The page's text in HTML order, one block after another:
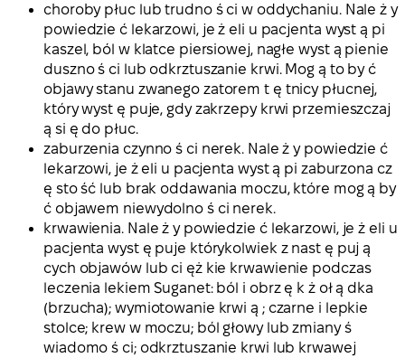
choroby płuc lub trudno ś ci w oddychaniu. Nale ż y
powiedzie ć lekarzowi, je ż eli u pacjenta wyst ą pi
kaszel, ból w klatce piersiowej, nagłe wyst ą pienie
duszno ś ci lub odkrztuszanie krwi. Mog ą to by ć
objawy stanu zwanego zatorem t ę tnicy płucnej,
który wyst ę puje, gdy zakrzepy krwi przemieszczaj
ą si ę do płuc.
zaburzenia czynno ś ci nerek. Nale ż y powiedzie ć
lekarzowi, je ż eli u pacjenta wyst ą pi zaburzona cz
ę sto ść lub brak oddawania moczu, które mog ą by
ć objawem niewydolno ś ci nerek.
krwawienia. Nale ż y powiedzie ć lekarzowi, je ż eli u
pacjenta wyst ę puje którykolwiek z nast ę puj ą
cych objawów lub ci ęż kie krwawienie podczas
leczenia lekiem Suganet: ból i obrz ę k ż oł ą dka
(brzucha); wymiotowanie krwi ą ; czarne i lepkie
stolce; krew w moczu; ból głowy lub zmiany ś
wiadomo ś ci; odkrztuszanie krwi lub krwawej